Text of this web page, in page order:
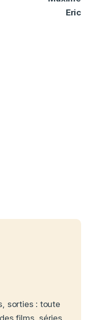
Eric
sorties : toute